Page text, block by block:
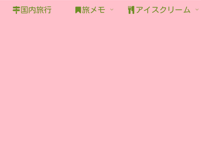
国内旅行 旅メモ アイスクリーム